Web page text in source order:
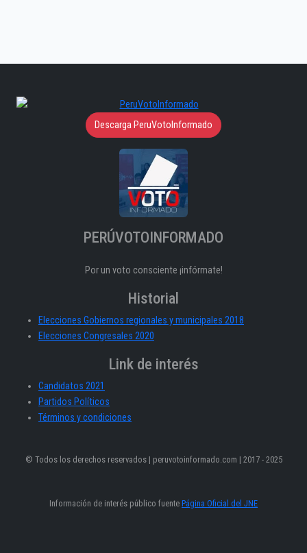
Descarga PeruVotoInformado
PERÚVOTOINFORMADO
Por un voto consciente ¡infórmate!
Historial
Elecciones Gobiernos regionales y municipales 2018
Elecciones Congresales 2020
Link de interés
Candidatos 2021
Partidos Políticos
Términos y condiciones
© Todos los derechos reservados | peruvotoinformado.com | 2017 - 2025
Información de interés público fuente Página Oficial del JNE